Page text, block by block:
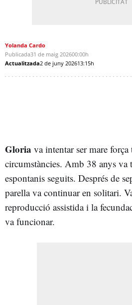
Yolanda Cardo
Publicada31 de maig 202600:00h
Actualitzada2 de juny 202613:15h
Gloria va intentar ser mare força
circumstàncies. Amb 38 anys va
espontanis seguits. Després de
parella va continuar en solitari.
reproducció assistida i la
va funcionar.